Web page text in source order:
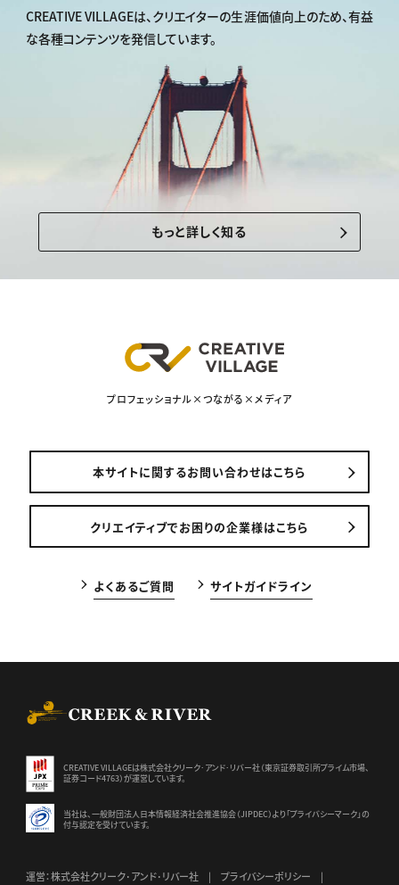
CREATIVE VILLAGEは、クリエイターの生涯価値向上のため、有益
な各種コンテンツを発信しています。
もっと詳しく知る
プロフェッショナル×つながる×メディア
本サイトに関するお問い合わせはこちら
クリエイティブでお困りの企業様はこちら
よくあるご質問 サイトガイドライン
CREATIVE VILLAGEは株式会社クリーク･アンド･リバー社（東京証券取引所プライム市場、
証券コード4763）が運営しています。
当社は、一般財団法人日本情報経済社会推進協会（JIPDEC）より 「プライバシーマーク」の
付与認定を受けています。
運営：株式会社クリーク･アンド･リバー社 プライバシーポリシー